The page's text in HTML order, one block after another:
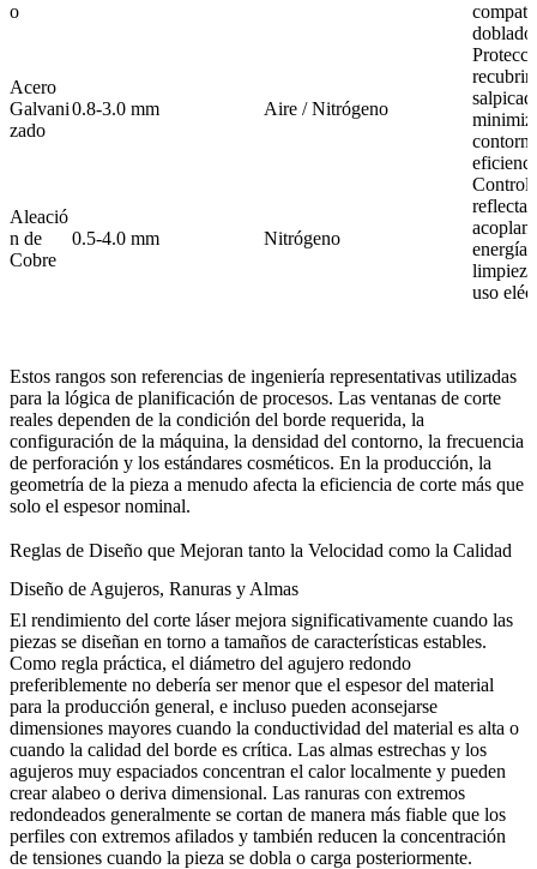
o
Acero
Galvani
zado
0.8-3.0 mm Aire / Nitrógeno
Aleació
n de
Cobre
0.5-4.0 mm Nitrógeno
Control
energía
uso
Estos rangos son referencias de ingeniería representativas utilizadas
para la lógica de planificación de procesos. Las ventanas de corte
reales dependen de la condición del borde requerida, la
configuración de la máquina, la densidad del contorno, la frecuencia
de perforación y los estándares cosméticos. En la producción, la
geometría de la pieza a menudo afecta la eficiencia de corte más que
solo el espesor nominal.
Reglas de Diseño que Mejoran tanto la Velocidad como la Calidad
Diseño de Agujeros, Ranuras y Almas
El rendimiento del corte láser mejora significativamente cuando las
piezas se diseñan en torno a tamaños de características estables.
Como regla práctica, el diámetro del agujero redondo
preferiblemente no debería ser menor que el espesor del material
para la producción general, e incluso pueden aconsejarse
dimensiones mayores cuando la conductividad del material es alta o
cuando la calidad del borde es crítica. Las almas estrechas y los
agujeros muy espaciados concentran el calor localmente y pueden
crear alabeo o deriva dimensional. Las ranuras con extremos
redondeados generalmente se cortan de manera más fiable que los
perfiles con extremos afilados y también reducen la concentración
de tensiones cuando la pieza se dobla o carga posteriormente.